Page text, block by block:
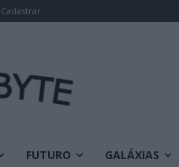
FUTURO GALÁXIAS